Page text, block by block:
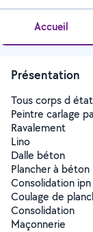
Accueil
Présentation
Tous corps d état
Peintre carlage
Ravalement
Lino
Dalle béton
Plancher à béton
Consolidation ipn
Coulage de
Consolidation
Maçonnerie